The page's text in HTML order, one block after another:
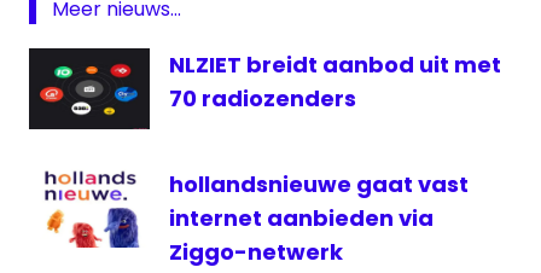
Radio
televisie
Meer nieuws...
NLZIET breidt aanbod uit met
70 radiozenders
hollandsnieuwe gaat vast
internet aanbieden via
Ziggo-netwerk